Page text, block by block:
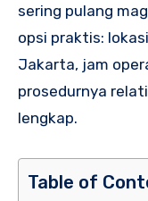
sering pulang
opsi praktis:
Jakarta, jam
prosedurnya
lengkap.
Table of